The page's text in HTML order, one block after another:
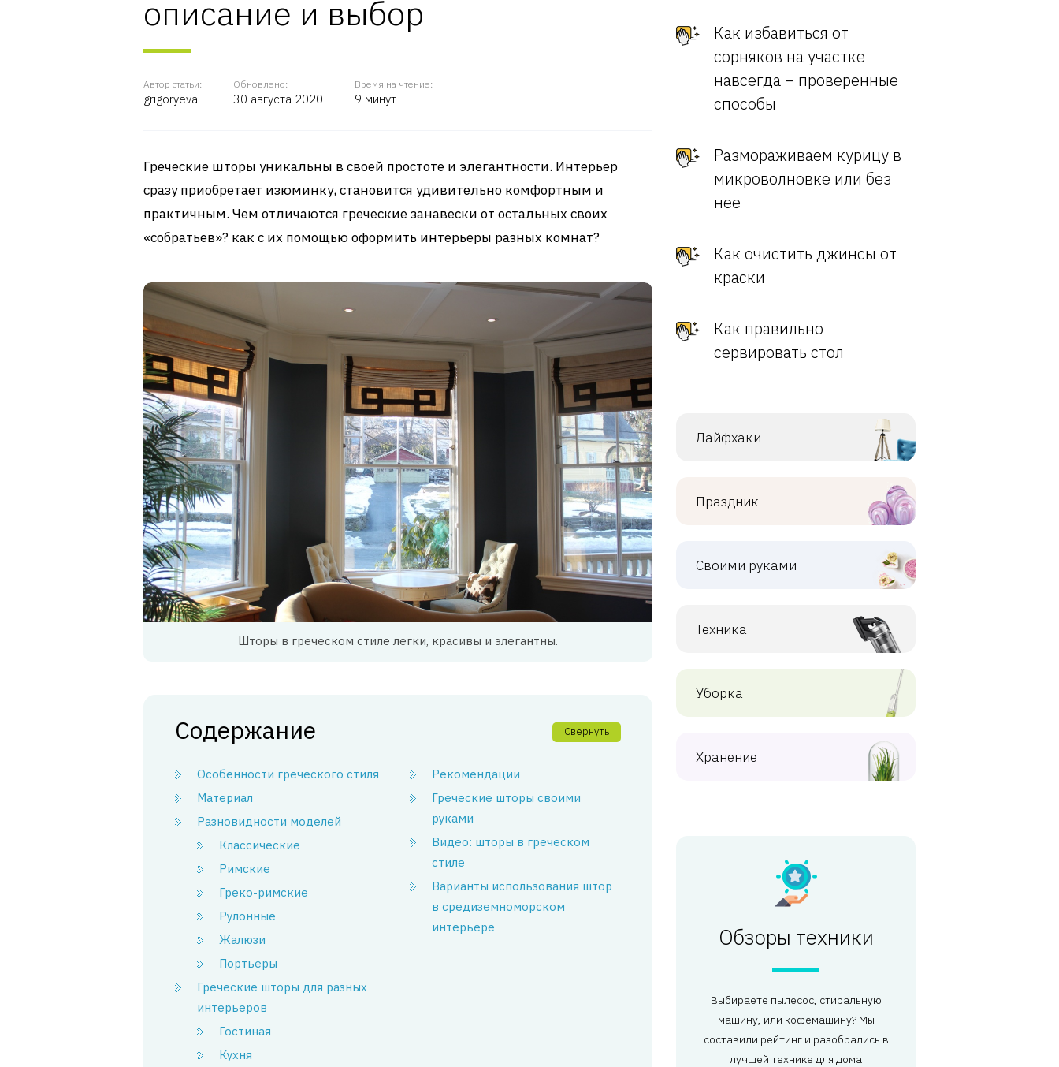
описание и выбор
Автор статьи:
grigoryeva
Обновлено:
30 августа 2020
Время на чтение:
9 минут
Греческие шторы уникальны в своей простоте и элегантности. Интерьер
сразу приобретает изюминку, становится удивительно комфортным и
практичным. Чем отличаются греческие занавески от остальных своих
«собратьев»? как с их помощью оформить интерьеры разных комнат?
Шторы в греческом стиле легки, красивы и элегантны.
Содержание Свернуть
Особенности греческого стиля
Материал
Разновидности моделей
Классические
Римские
Греко-римские
Рулонные
Жалюзи
Портьеры
Греческие шторы для разных
интерьеров
Гостиная
Кухня
Рекомендации
Греческие шторы своими
руками
Видео: шторы в греческом
стиле
Варианты использования штор
в средиземноморском
интерьере
Как избавиться от
сорняков на участке
навсегда – проверенные
способы
Размораживаем курицу в
микроволновке или без
нее
Как очистить джинсы от
краски
Как правильно
сервировать стол
Лайфхаки
Праздник
Своими руками
Техника
Уборка
Хранение
Обзоры техники
Выбираете пылесос, стиральную
машину, или кофемашину? Мы
составили рейтинг и разобрались в
лучшей технике для дома